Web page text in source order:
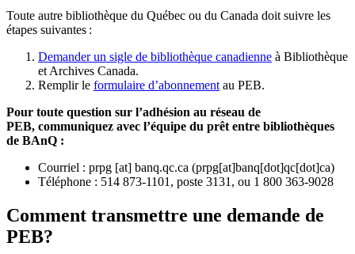
Toute autre bibliothèque du Québec ou du Canada doit suivre les
étapes suivantes :
Demander un sigle de bibliothèque canadienne à Bibliothèque
et Archives Canada.
Remplir le formulaire d’abonnement au PEB.
Pour toute question sur l’adhésion au réseau de
PEB, communiquez avec l’équipe du prêt entre bibliothèques
de BAnQ :
Courriel : prpg [at] banq.qc.ca (prpg[at]banq[dot]qc[dot]ca)
Téléphone : 514 873-1101, poste 3131, ou 1 800 363-9028
Comment transmettre une demande de
PEB?